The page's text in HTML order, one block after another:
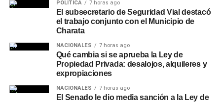
POLÍTICA 7 horas ago
El subsecretario de Seguridad Vial destacó
el trabajo conjunto con el Municipio de
Charata
NACIONALES 7 horas ago
Qué cambia si se aprueba la Ley de
Propiedad Privada: desalojos, alquileres y
expropiaciones
NACIONALES 7 horas ago
El Senado le dio media sanción a la Ley de